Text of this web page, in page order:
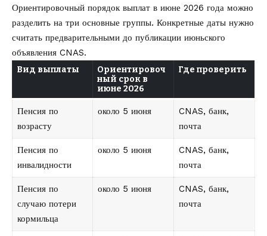
Ориентировочный порядок выплат в июне 2026 года можно
разделить на три основные группы. Конкретные даты нужно
считать предварительными до публикации июньского
объявления CNAS.
Вид выплаты
Ориентировоч
ный срок в
июне 2026
Где проверить
Пенсия по
возрасту
около 5 июня
CNAS, банк,
почта
Пенсия по
инвалидности
около 5 июня
CNAS, банк,
почта
Пенсия по
случаю потери
кормильца
около 5 июня
CNAS, банк,
почта